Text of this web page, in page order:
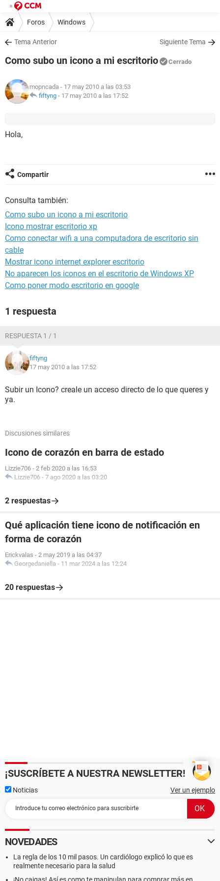
Foros Windows
Tema Anterior Siguiente Tema
Como subo un icono a mi escritorio Cerrado
mopncada - 17 may 2010 a las 03:53
fiftyng - 17 may 2010 a las 17:52
Hola,
Compartir
Consulta también:
Como subo un icono a mi escritorio
Icono mostrar escritorio xp
Como conectar wifi a una computadora de escritorio sin
cable
Mostrar icono internet explorer escritorio
No aparecen los iconos en el escritorio de Windows XP
Como poner modo escritorio en google
1 respuesta
RESPUESTA 1 / 1
fiftyng
17 may 2010 a las 17:52
Subir un Icono? creale un acceso directo de lo que queres y
ya.
Discusiones similares
Icono de corazón en barra de estado
Lizzie706 - 2 feb 2020 a las 16:53
Lizzie706 - 7 ago 2020 a las 03:20
2 respuestas
Qué aplicación tiene icono de notificación en
forma de corazón
Erickvalas - 2 may 2019 a las 04:37
Georgedaniella - 11 mar 2024 a las 12:24
20 respuestas
¡SUSCRÍBETE A NUESTRA NEWSLETTER!
Noticias Ver un ejemplo
NOVEDADES
La regla de los 10 mil pasos. Un cardiólogo explicó lo que es
realmente necesario para la salud
¡No caigas! Así es como te manipulan para comprar más en